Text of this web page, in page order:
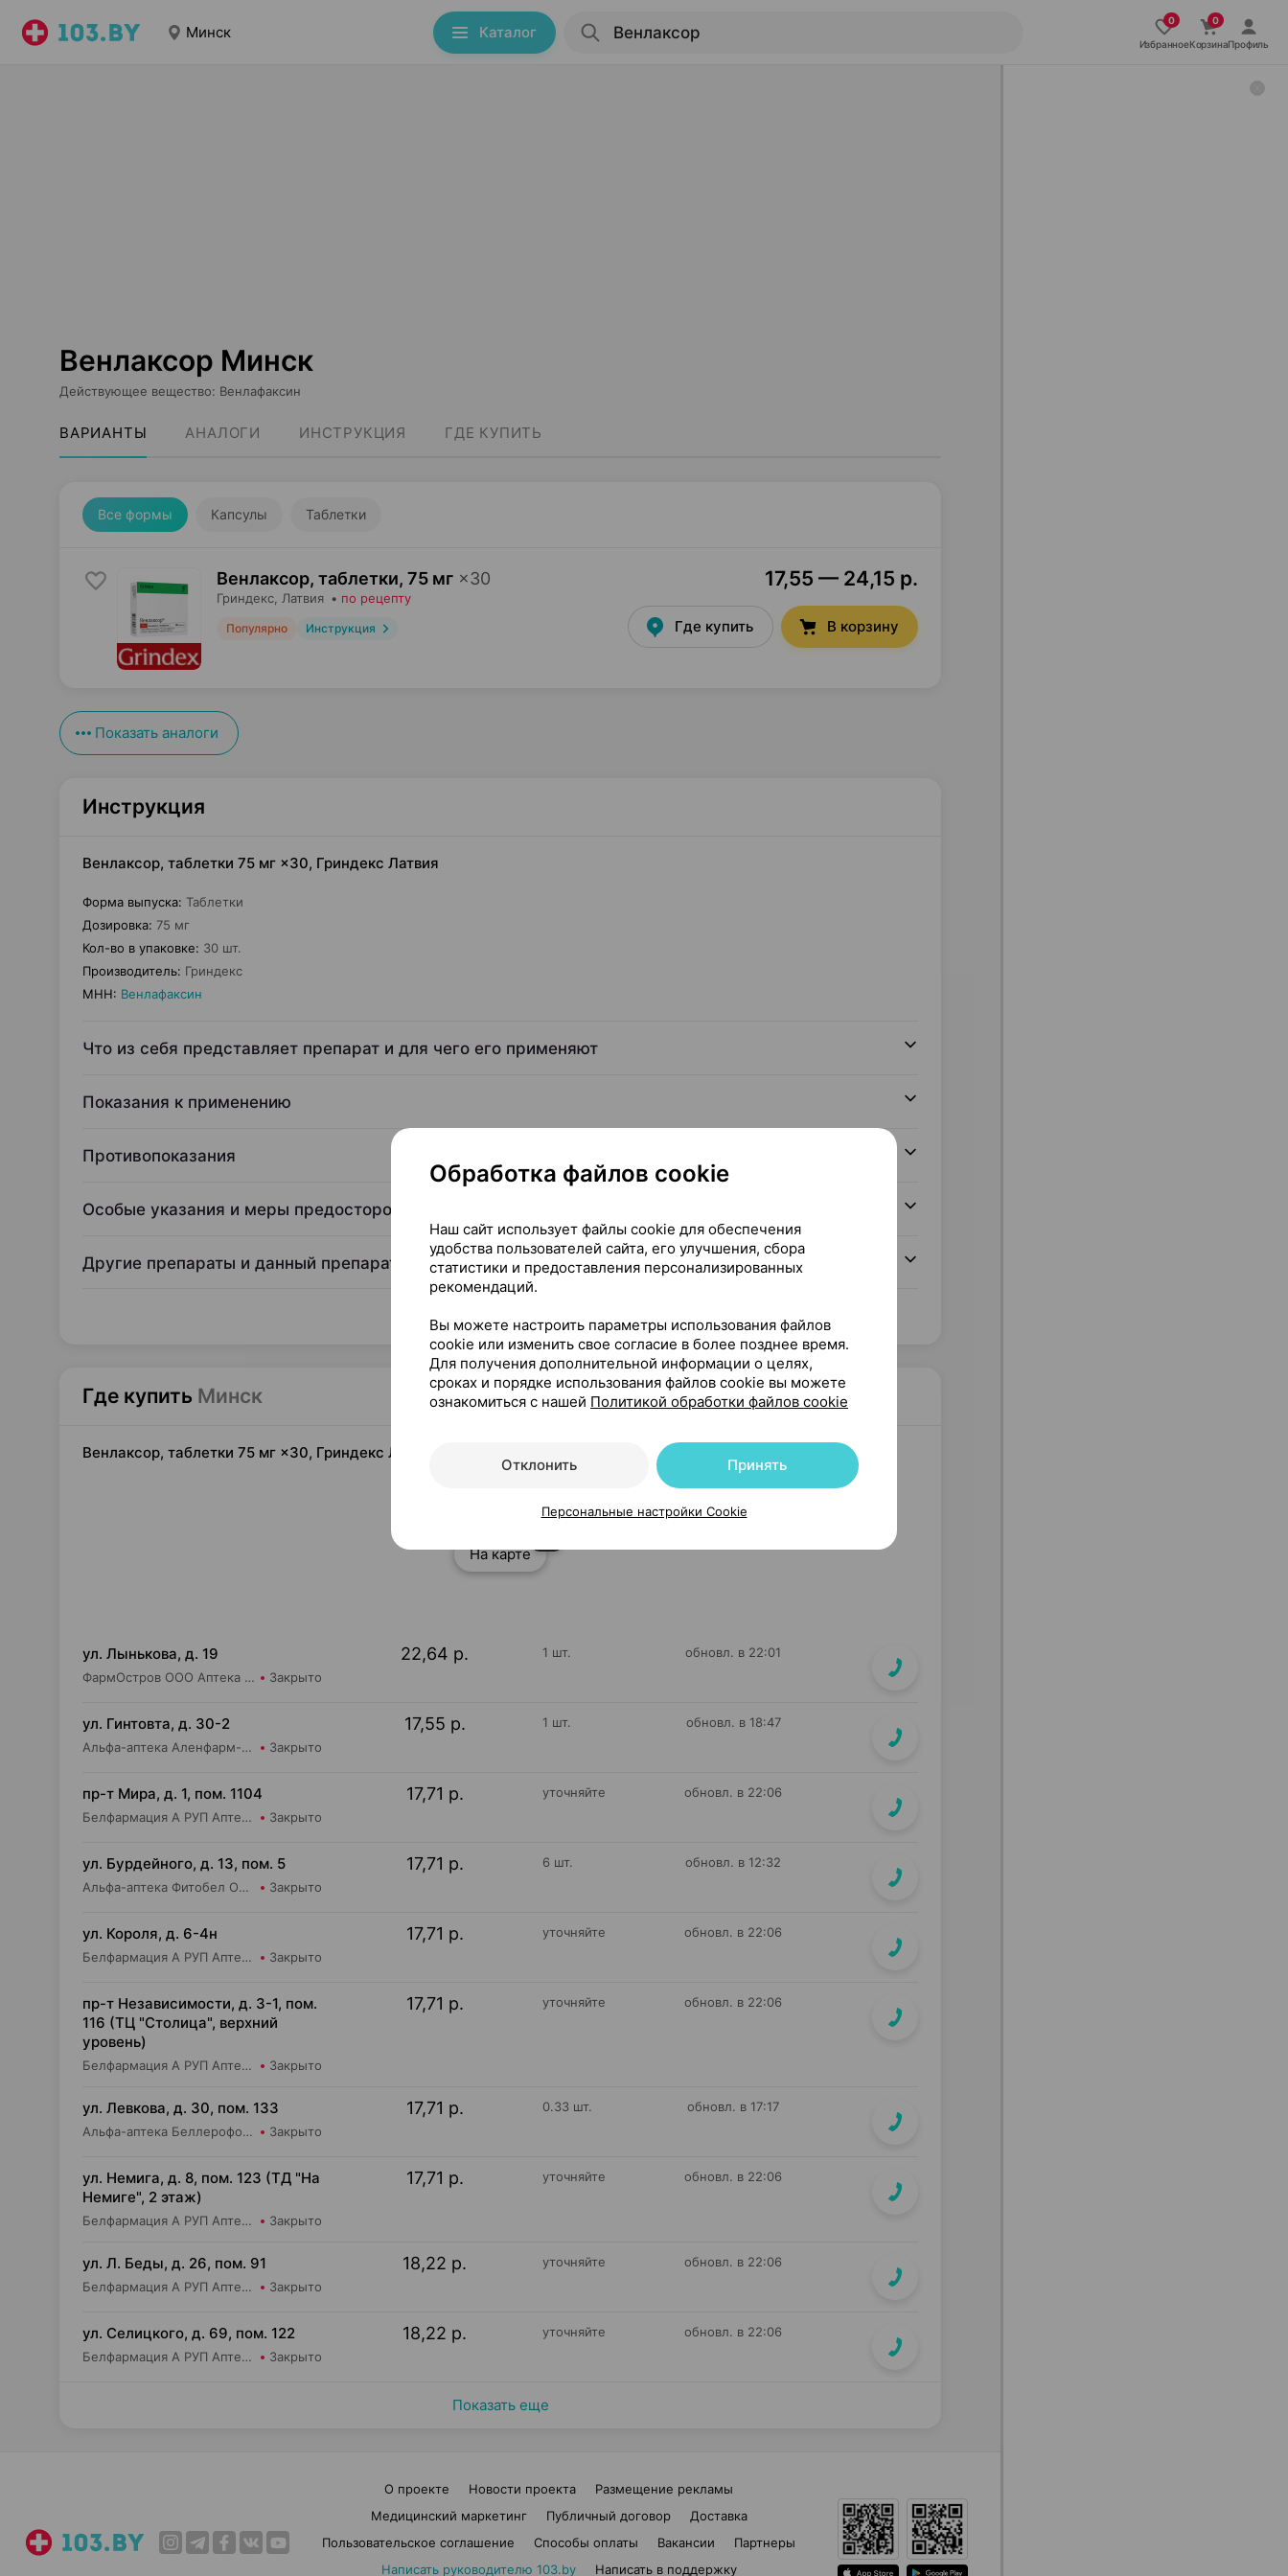
Минск Каталог
ИзбранноеКорзинаПрофиль
Венлаксор Минск
Действующее вещество: Венлафаксин
ВАРИАНТЫ АНАЛОГИ ИНСТРУКЦИЯ ГДЕ КУПИТЬ
Все формы Капсулы Таблетки
Венлаксор, таблетки, 75 мг ×30
Гриндекс , Латвия • по рецепту
Популярно Инструкция
17,55 — 24,15 р.
Где купить В корзину
Показать аналоги
Инструкция
Венлаксор, таблетки 75 мг ×30, Гриндекс Латвия
Форма выпуска: Таблетки
Дозировка: 75 мг
Кол-во в упаковке: 30 шт.
Производитель: Гриндекс
МНН: Венлафаксин
Что из себя представляет препарат и для чего его применяют
Показания к применению
Противопоказания
Особые указания и меры предосторожности
Другие препараты и данный препарат
Читать полностью
Где купить Минск
Венлаксор, таблетки 75 мг ×30, Гриндекс Латвия
На карте
ул. Лынькова, д. 19
ФармОстров ООО Аптека №7 на Лынькова Закрыто
22,64 р. 1 шт. обновл. в 22:01
ул. Гинтовта, д. 30-2
Альфа-аптека Аленфарм-Плюс ОДО Аптека №16 Закрыто
17,55 р. 1 шт. обновл. в 18:47
пр-т Мира, д. 1, пом. 1104
Белфармация А РУП Аптека №100 Закрыто
17,71 р. уточняйте обновл. в 22:06
ул. Бурдейного, д. 13, пом. 5
Альфа-аптека Фитобел ООО Аптека №1 Закрыто
17,71 р. 6 шт. обновл. в 12:32
ул. Короля, д. 6-4н
Белфармация А РУП Аптека №11 Закрыто
17,71 р. уточняйте обновл. в 22:06
пр-т Независимости, д. 3-1, пом.
116 (ТЦ "Столица", верхний
уровень)
Белфармация А РУП Аптека №13 Закрыто
17,71 р. уточняйте обновл. в 22:06
ул. Левкова, д. 30, пом. 133
Альфа-аптека Беллерофон ООО Аптека №7 Закрыто
17,71 р. 0.33 шт. обновл. в 17:17
ул. Немига, д. 8, пом. 123 (ТД "На
Немиге", 2 этаж)
Белфармация А РУП Аптека №7 Закрыто
17,71 р. уточняйте обновл. в 22:06
ул. Л. Беды, д. 26, пом. 91
Белфармация А РУП Аптека №65 Закрыто
18,22 р. уточняйте обновл. в 22:06
ул. Селицкого, д. 69, пом. 122
Белфармация А РУП Аптека №102 Закрыто
18,22 р. уточняйте обновл. в 22:06
Показать еще
О проекте Новости проекта
Размещение рекламы
Медицинский маркетинг
Публичный договор
Доставка
Пользовательское соглашение
Способы оплаты Вакансии
Партнеры
Написать руководителю 103.by
Написать в поддержку
Обработка файлов cookie
Наш сайт использует файлы cookie для обеспечения
удобства пользователей сайта, его улучшения, сбора
статистики и предоставления персонализированных
рекомендаций.
Вы можете настроить параметры использования файлов
cookie или изменить свое согласие в более позднее время.
Для получения дополнительной информации о целях,
сроках и порядке использования файлов cookie вы можете
ознакомиться с нашей Политикой обработки файлов cookie
Отклонить Принять
Персональные настройки Cookie